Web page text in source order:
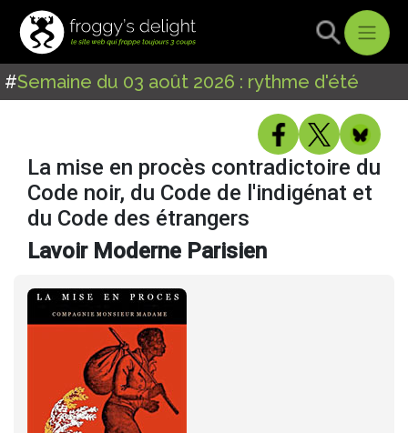
#Semaine du 03 août 2026 : rythme d'été
La mise en procès contradictoire du
Code noir, du Code de l'indigénat et
du Code des étrangers
Lavoir Moderne Parisien